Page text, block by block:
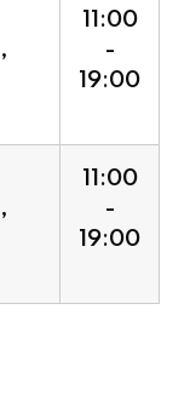
11:00
19:00